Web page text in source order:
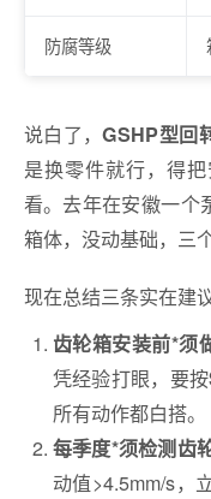
防腐等级
说白了，GSHP型回
是换零件就行，得
看。去年在安徽一个
箱体，没动基础，三
现在总结三条实在建议
齿轮箱安装前*须
凭经验打眼，要按
所有动作都白搭。
每季度*须检测齿
动值>4.5mm/s，